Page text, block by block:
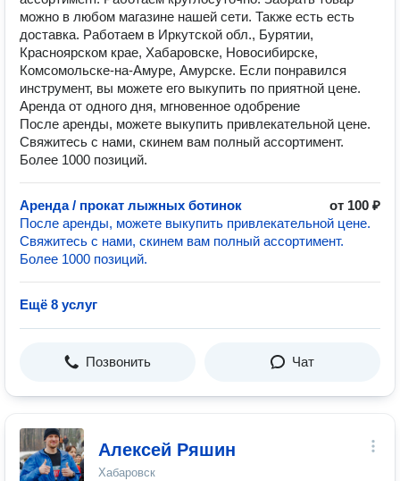
можно в любом магазине нашей сети. Также есть есть
доставка. Работаем в Иркутской обл., Бурятии,
Красноярском крае, Хабаровске, Новосибирске,
Комсомольске-на-Амуре, Амурске. Если понравился
инструмент, вы можете его выкупить по приятной цене.
Аренда от одного дня, мгновенное одобрение
После аренды, можете выкупить привлекательной цене.
Свяжитесь с нами, скинем вам полный ассортимент.
Более 1000 позиций.
Аренда / прокат лыжных ботинок
от 100 ₽
После аренды, можете выкупить привлекательной цене.
Свяжитесь с нами, скинем вам полный ассортимент.
Более 1000 позиций.
Ещё 8 услуг
Позвонить Чат
Алексей Ряшин
Хабаровск